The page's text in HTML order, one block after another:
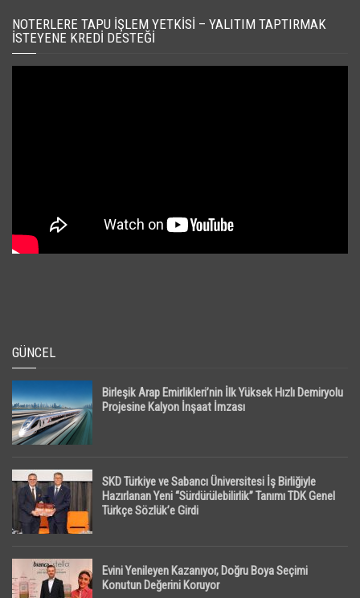
NOTERLERE TAPU İŞLEM YETKISI – YALITIM TAPTIRMAK
İSTEYENE KREDI DESTEĞI
GÜNCEL
Birleşik Arap Emirlikleri’nin İlk Yüksek Hızlı Demiryolu
Projesine Kalyon İnşaat İmzası
SKD Türkiye ve Sabancı Üniversitesi İş Birliğiyle
Hazırlanan Yeni “Sürdürülebilirlik” Tanımı TDK Genel
Türkçe Sözlük’e Girdi
Evini Yenileyen Kazanıyor, Doğru Boya Seçimi
Konutun Değerini Koruyor